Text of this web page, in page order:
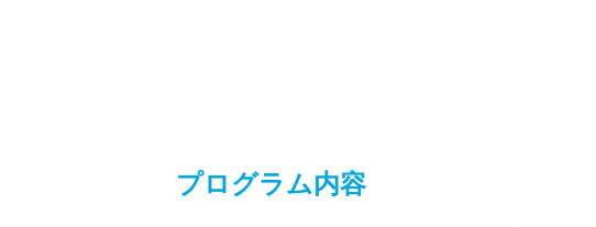
プログラム内容